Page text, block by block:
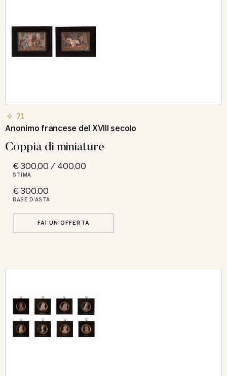
71
Anonimo francese del XVIII secolo
Coppia di miniature
€ 300,00 / 400,00
STIMA
€ 300,00
BASE D'ASTA
FAI UN'OFFERTA